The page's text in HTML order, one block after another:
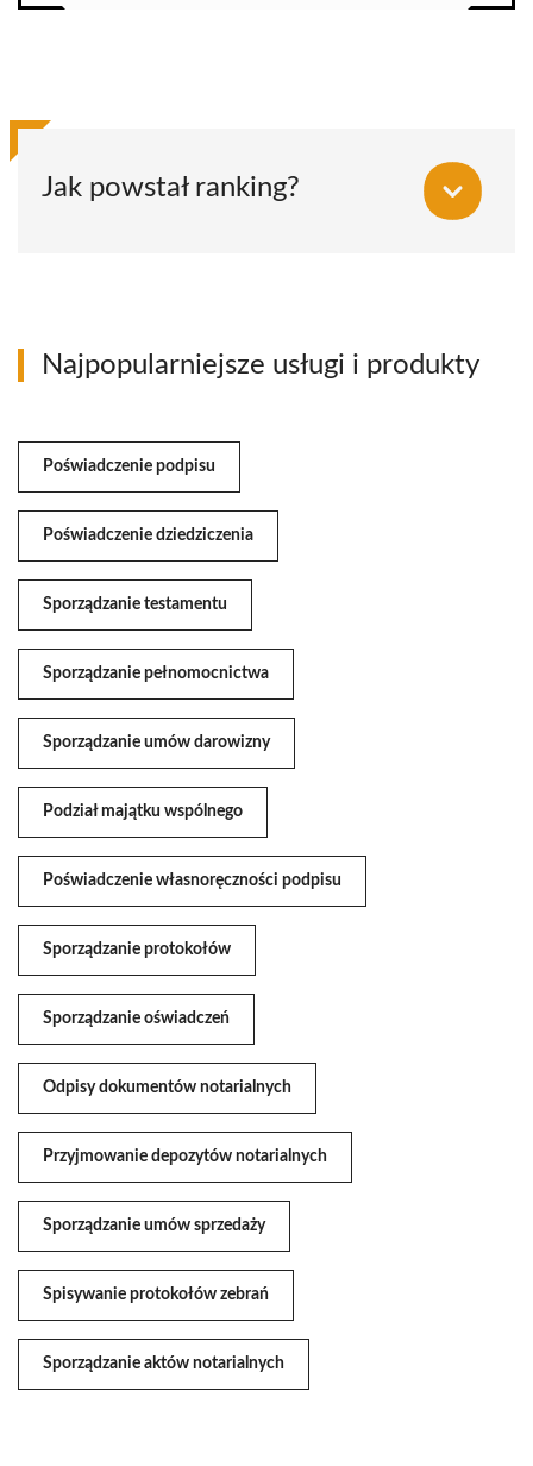
Jak powstał ranking?
Najpopularniejsze usługi i produkty
Poświadczenie podpisu
Poświadczenie dziedziczenia
Sporządzanie testamentu
Sporządzanie pełnomocnictwa
Sporządzanie umów darowizny
Podział majątku wspólnego
Poświadczenie własnoręczności podpisu
Sporządzanie protokołów
Sporządzanie oświadczeń
Odpisy dokumentów notarialnych
Przyjmowanie depozytów notarialnych
Sporządzanie umów sprzedaży
Spisywanie protokołów zebrań
Sporządzanie aktów notarialnych